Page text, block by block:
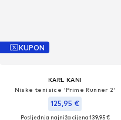
KUPON
KARL KANI
Niske tenisice 'Prime Runner 2'
125,95 €
Posljednja najniža cijena:139,95 €